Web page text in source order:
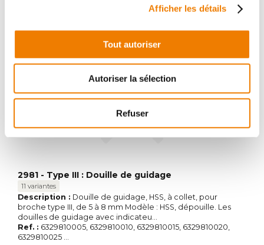
Afficher les détails
Tout autoriser
Autoriser la sélection
Refuser
6329800005, 6329800010, 6329800015
Afficher la fiche produit
2981 - Type III : Douille de guidage
11 variantes
Description : Douille de guidage, HSS, à collet, pour
broche type III, de 5 à 8 mm Modèle : HSS, dépouille. Les
douilles de guidage avec indicateu...
Ref. : 6329810005, 6329810010, 6329810015, 6329810020,
6329810025 ...